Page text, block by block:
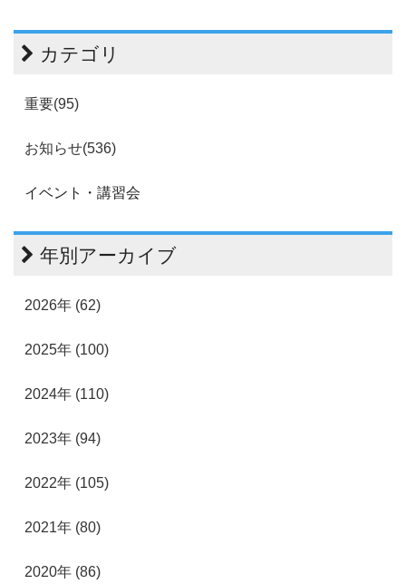
カテゴリ
重要(95)
お知らせ(536)
イベント・講習会
年別アーカイブ
2026年 (62)
2025年 (100)
2024年 (110)
2023年 (94)
2022年 (105)
2021年 (80)
2020年 (86)